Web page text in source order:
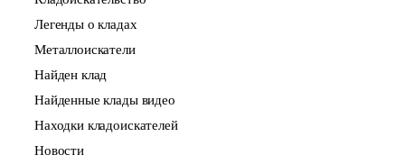
Легенды о кладах
Металлоискатели
Найден клад
Найденные клады видео
Находки кладоискателей
Новости